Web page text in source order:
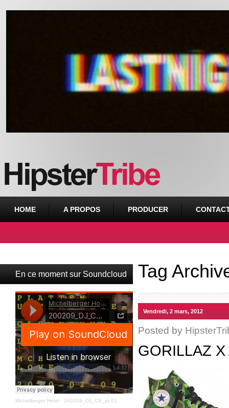
HOME A PROPOS PRODUCER
En ce moment sur Soundcloud
Michelberger Hotel · 200209_DJ_CS_pt.01
Tag
Vendredi, 2 mars, 2012
Posted by
GORILLAZ